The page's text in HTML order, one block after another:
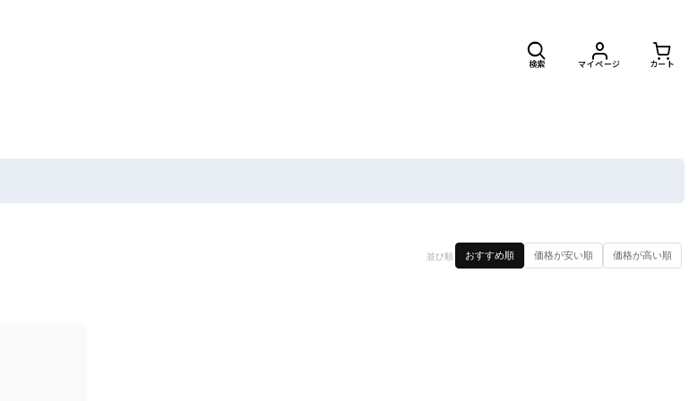
検索 マイページ カート
並び順 おすすめ順 価格が安い順 価格が高い順